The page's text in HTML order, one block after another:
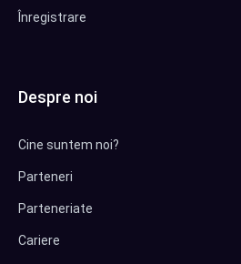
Înregistrare
Despre noi
Cine suntem noi?
Parteneri
Parteneriate
Cariere